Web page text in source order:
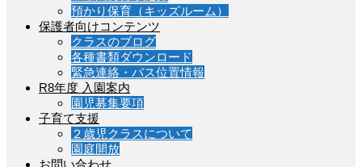
預かり保育（キッズルーム）
保護者向けコンテンツ
クラスのブログ
各種書類ダウンロード
緊急連絡・バス位置情報
R8年度 入園案内
園児募集要項
子育て支援
２歳児クラスについて
園庭開放
お問い合わせ